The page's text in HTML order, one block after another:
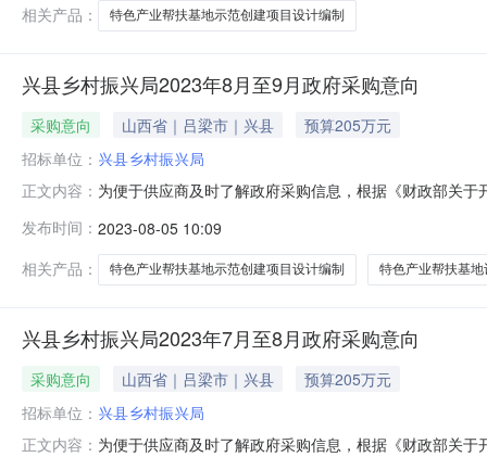
相关产品：
特色产业帮扶基地示范创建项目设计编制
兴县乡村振兴局2023年8月至9月政府采购意向
采购意向 山西省｜吕梁市｜兴县
预算205万元
招标单位： 兴县乡村振兴局
正文内容： 为便于供应商及时了解政府采购信息，根据《财政部关
行2023年兴县乡村振兴三个省级特色产业帮扶基地设计
采购公告和采
发布时间： 2023-08-05 10:09
相关产品：
特色产业帮扶基地示范创建项目设计编制 特色产业帮扶基地
兴县乡村振兴局2023年7月至8月政府采购意向
采购意向 山西省｜吕梁市｜兴县
预算205万元
招标单位： 兴县乡村振兴局
正文内容： 为便于供应商及时了解政府采购信息，根据《财政部关